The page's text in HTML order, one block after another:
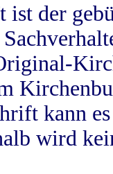
ist der
kann
wird